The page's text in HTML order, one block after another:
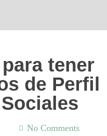
tener
de Perfil
No Comments